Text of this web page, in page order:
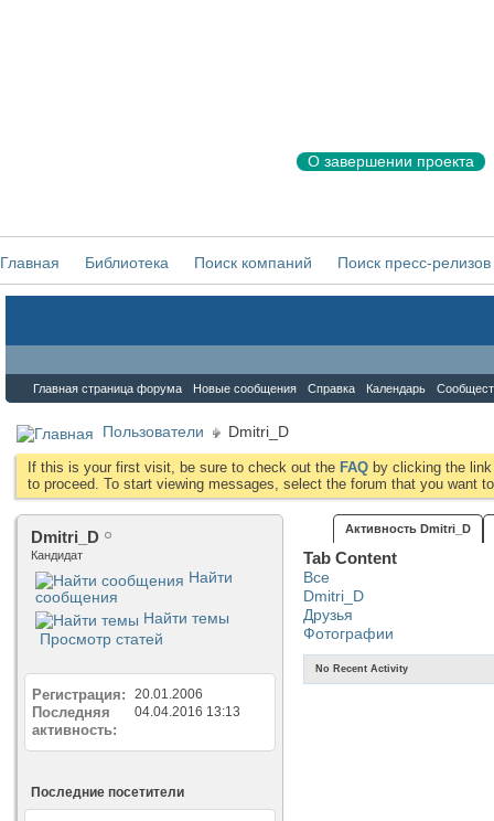
О завершении проекта
Главная Библиотека Поиск компаний Поиск пресс-релизов
Главная страница форума Новые сообщения Справка Календарь
Пользователи Dmitri_D
If this is your first visit, be sure to check out the FAQ by clicking the
to proceed. To start viewing messages, select the forum that you want
Dmitri_D
Кандидат
Найти
сообщения
Найти темы
Просмотр статей
Регистрация 20.01.2006
Последняя
активность
04.04.2016 13:13
Последние посетители
Активность Dmitri_D
Tab Content
Все
Dmitri_D
Друзья
Фотографии
No Recent Activity